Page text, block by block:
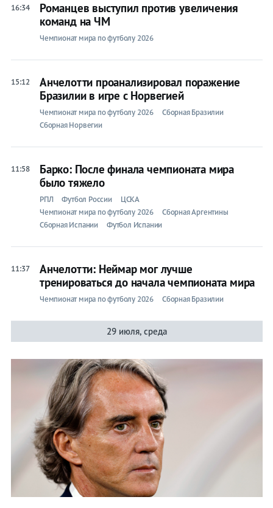
16:34
Романцев выступил против увеличения
команд на ЧМ
Чемпионат мира по футболу 2026
15:12
Анчелотти проанализировал поражение
Бразилии в игре с Норвегией
Чемпионат мира по футболу 2026
Сборная Бразилии
Сборная Норвегии
11:58
Барко: После финала чемпионата мира
было тяжело
РПЛ Футбол России
ЦСКА
Чемпионат мира по футболу 2026
Сборная Аргентины
Сборная Испании
Футбол Испании
11:37
Анчелотти: Неймар мог лучше
тренироваться до начала чемпионата мира
Чемпионат мира по футболу 2026 Сборная Бразилии
29 июля, среда